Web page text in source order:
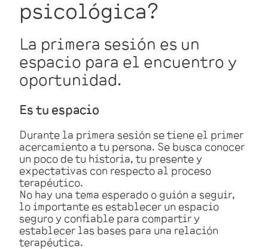
psicológica?
La primera sesión es un
espacio para el encuentro y
oportunidad.
Es tu espacio
Durante la primera sesión se tiene el primer
acercamiento a tu persona. Se busca conocer
un poco de tu historia, tu presente y
expectativas con respecto al proceso
terapéutico.
No hay una tema esperado o guión a seguir,
lo importante es establecer un espacio
seguro y confiable para compartir y
establecer las bases para una relación
terapéutica.